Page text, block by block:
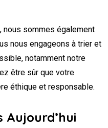
, nous sommes également
nous engageons à trier et
notamment notre
être sûr que votre
éthique et responsable.
Aujourd’hui